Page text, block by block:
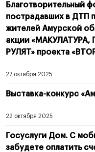
Благотворительный
пострадавших в ДТП
жителей Амурской
акции
РУЛЯТ» проекта
27 октября 2025
Выставка-конкурс
22 октября 2025
Госуслуги Дом. С
забудете оплатить